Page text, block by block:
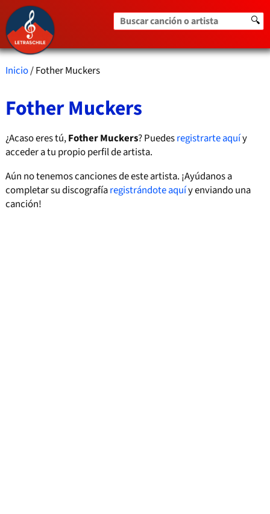
Buscar canción o artista 🔍
Inicio/ Fother Muckers
Fother Muckers
¿Acaso eres tú,Fother Muckers? Puedesregistrarte aquíy
acceder a tu propio perfil de artista.
Aún no tenemos canciones de este artista. ¡Ayúdanos a
completar su discografíaregistrándote aquíy enviando una
canción!